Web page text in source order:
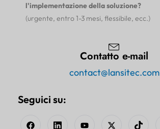
l'implementazione della soluzione?
(urgente, entro 1-3 mesi, flessibile, ecc.)
Contatto e-mail
contact@lansitec.com
Seguici su: